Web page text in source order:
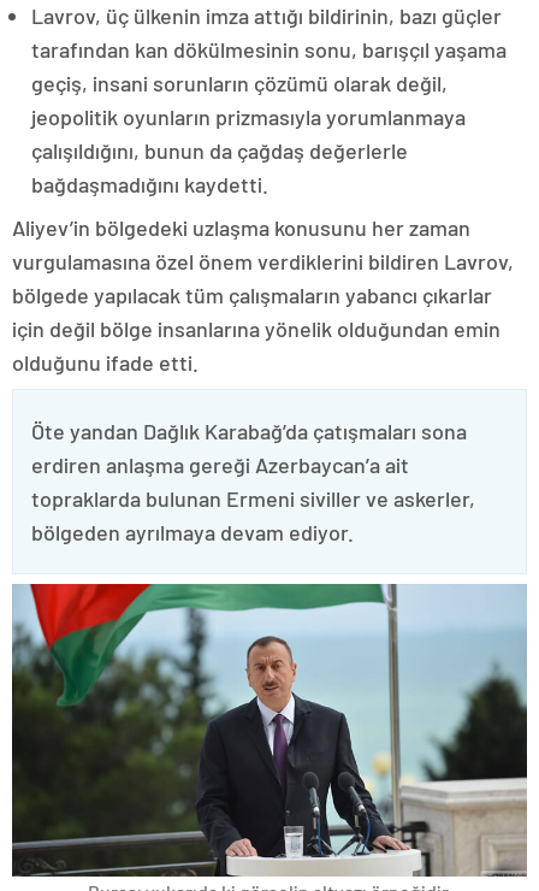
Lavrov, üç ülkenin imza attığı bildirinin, bazı güçler
tarafından kan dökülmesinin sonu, barışçıl yaşama
geçiş, insani sorunların çözümü olarak değil,
jeopolitik oyunların prizmasıyla yorumlanmaya
çalışıldığını, bunun da çağdaş değerlerle
bağdaşmadığını kaydetti.
Aliyev’in bölgedeki uzlaşma konusunu her zaman
vurgulamasına özel önem verdiklerini bildiren Lavrov,
bölgede yapılacak tüm çalışmaların yabancı çıkarlar
için değil bölge insanlarına yönelik olduğundan emin
olduğunu ifade etti.
Öte yandan Dağlık Karabağ’da çatışmaları sona
erdiren anlaşma gereği Azerbaycan’a ait
topraklarda bulunan Ermeni siviller ve askerler,
bölgeden ayrılmaya devam ediyor.